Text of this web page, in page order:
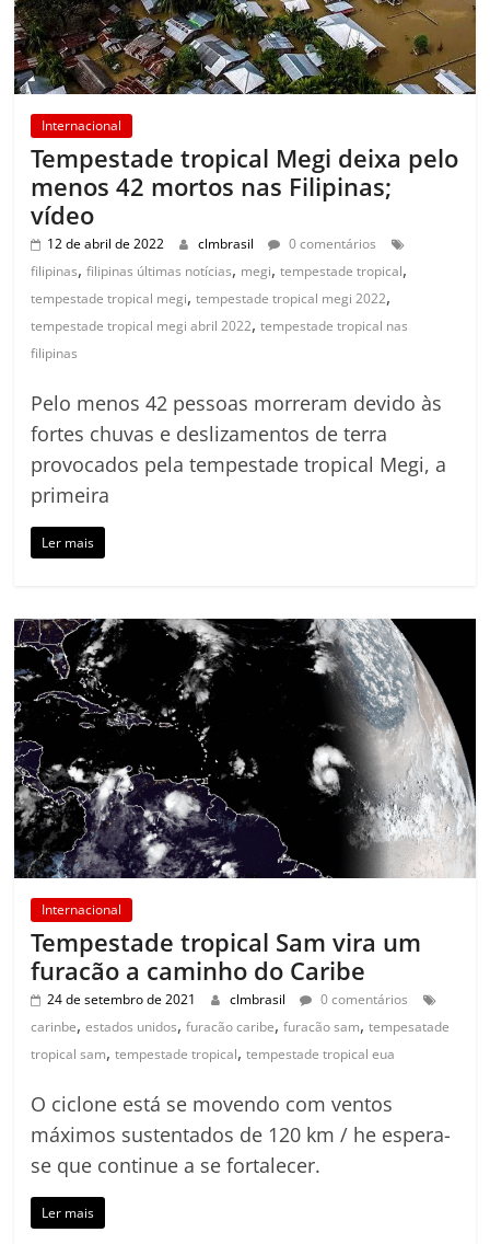
Internacional
Tempestade tropical Megi deixa pelo
menos 42 mortos nas Filipinas;
vídeo
12 de abril de 2022 clmbrasil
0 comentários
filipinas,filipinas últimas notícias, megi,tempestade tropical,
tempestade tropical megi,tempestade tropical megi 2022,
tempestade tropical megi abril 2022,tempestade tropical nas
filipinas
Pelo menos 42 pessoas morreram devido às
fortes chuvas e deslizamentos de terra
provocados pela tempestade tropical Megi, a
primeira
Ler mais
Internacional
Tempestade tropical Sam vira um
furacão a caminho do Caribe
24 de setembro de 2021 clmbrasil
0 comentários
carinbe,estados unidos,furacão caribe,furacão sam,tempesatade
tropical sam,tempestade tropical,tempestade tropical eua
O ciclone está se movendo com ventos
máximos sustentados de 120 km / he espera-
se que continue a se fortalecer.
Ler mais